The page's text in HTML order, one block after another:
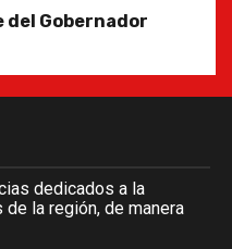
del Gobernador
dedicados a la
la región, de manera